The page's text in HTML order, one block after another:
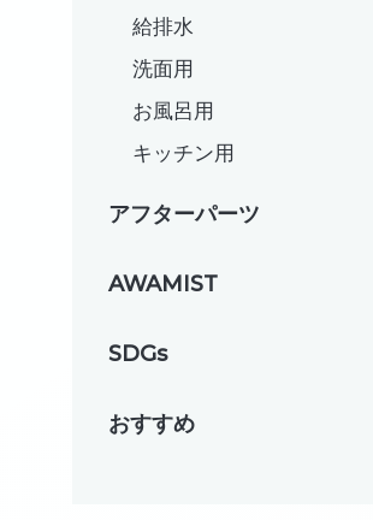
給排水
洗面用
お風呂用
キッチン用
アフターパーツ
AWAMIST
SDGs
おすすめ